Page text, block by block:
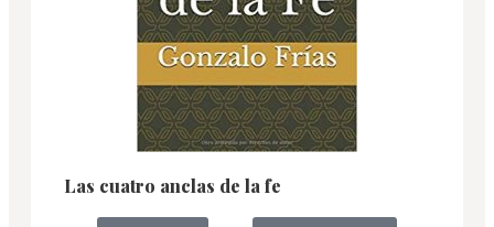
Las cuatro anclas de la fe